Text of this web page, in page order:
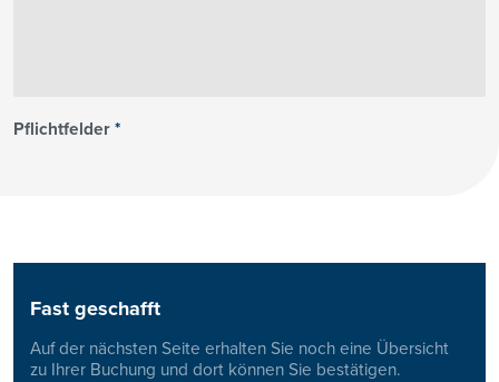
Pflichtfelder*
Fast geschafft
Auf der nächsten Seite erhalten Sie noch eine Übersicht
zu Ihrer Buchung und dort können Sie bestätigen.